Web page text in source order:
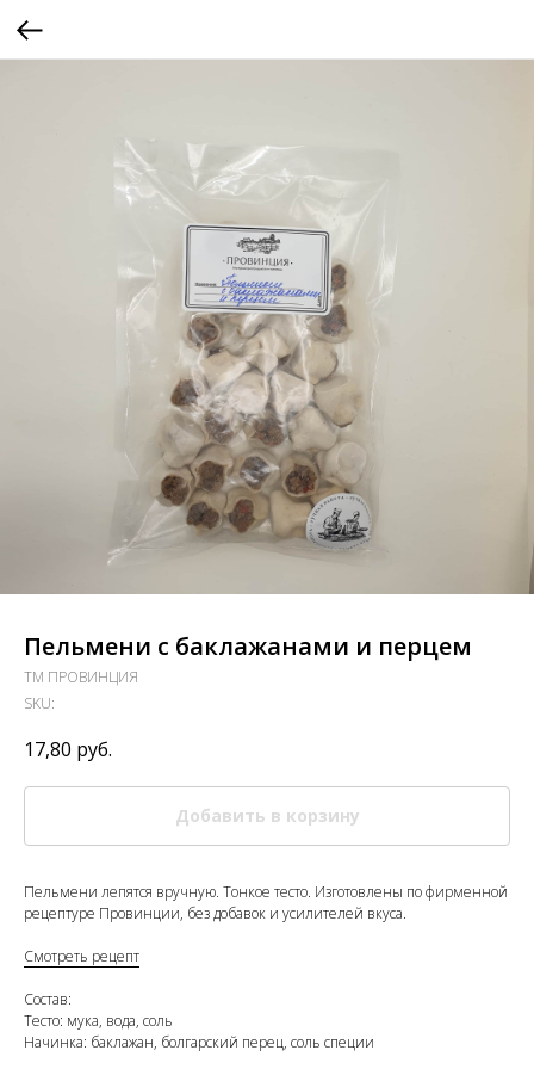
Пельмени с баклажанами и перцем
ТМ ПРОВИНЦИЯ
SKU:
17,80 руб.
Добавить в корзину
Пельмени лепятся вручную. Тонкое тесто. Изготовлены по фирменной
рецептуре Провинции, без добавок и усилителей вкуса.
Смотреть рецепт
Состав:
Тесто: мука, вода, соль
Начинка: баклажан, болгарский перец, соль специи